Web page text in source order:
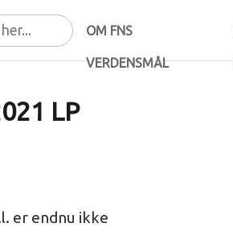
OM FNS
VERDENSMÅL
LP
er endnu ikke